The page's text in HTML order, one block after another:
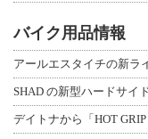
バイク用品情報
SHAD の新型ハードサイ
デイトナから「HOT